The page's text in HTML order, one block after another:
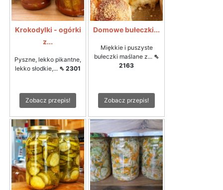
Krokodylki - ogórki
z...
Pyszne, lekko pikantne,
lekko słodkie,... ⇖ 2301
Zobacz przepis!
Domowe bułeczki...
Miękkie i puszyste
bułeczki maślane z... ⇖
2163
Zobacz przepis!